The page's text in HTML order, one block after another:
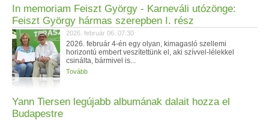
In memoriam Feiszt György - Karneváli utózönge:
Feiszt György hármas szerepben I. rész
2026. február 06. 07:30
2026. február 4-én egy olyan, kimagasló szellemi
horizontú embert veszítettünk el, aki szívvel-lélekkel
csinálta, bármivel is...
Tovább
Yann Tiersen legújabb albumának dalait hozza el
Budapestre